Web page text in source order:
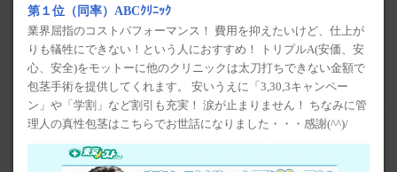
第１位（同率）ABCｸﾘﾆｯｸ
業界屈指のコストパフォーマンス！ 費用を抑えたいけど、仕上が
りも犠牲にできない！という人におすすめ！ トリプルA(安価、安
心、安全)をモットーに他のクリニックは太刀打ちできない金額で
包茎手術を提供してくれます。 安いうえに「3,30,3キャンペー
ン」や「学割」など割引も充実！ 涙が止まりません！ ちなみに管
理人の真性包茎はこちらでお世話になりました・・・感謝(^^)/